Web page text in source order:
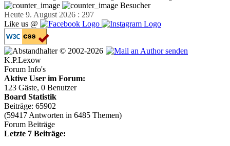
Besucher
Heute 9. August 2026 : 297
Like us @
© 2002-2026
K.P.Lexow
Forum Info's
Aktive User im Forum:
123 Gäste, 0 Benutzer
Board Statistik
Beiträge: 65902
(59417 Antworten in 6485 Themen)
Forum Beiträge
Letzte 7 Beiträge: